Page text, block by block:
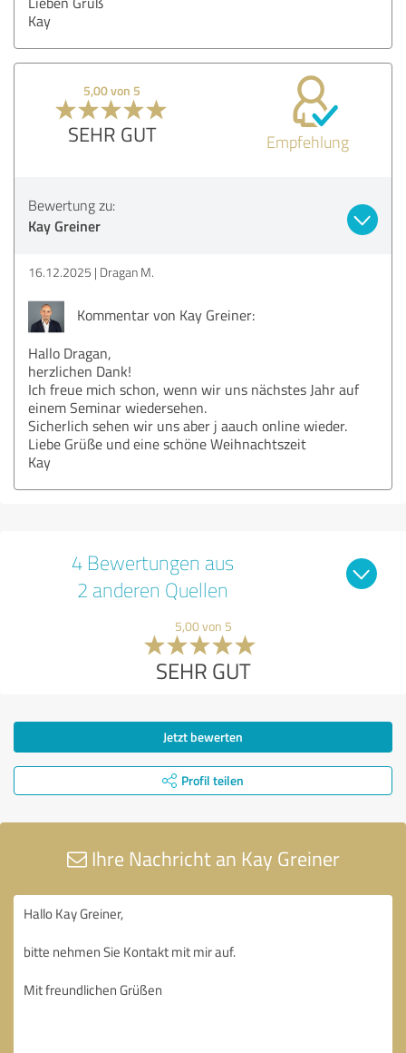
Kay
5,00 von 5
SEHR GUT Empfehlung
Bewertung zu:
Kay Greiner
16.12.2025 Dragan M.
Kommentar von Kay Greiner:
Hallo Dragan,
herzlichen Dank!
Ich freue mich schon, wenn wir uns nächstes Jahr auf
einem Seminar wiedersehen.
Sicherlich sehen wir uns aber j aauch online wieder.
Liebe Grüße und eine schöne Weihnachtszeit
Kay
4 Bewertungen aus
2 anderen Quellen
5,00 von 5
SEHR GUT
Jetzt bewerten
Profil teilen
Ihre Nachricht an Kay Greiner